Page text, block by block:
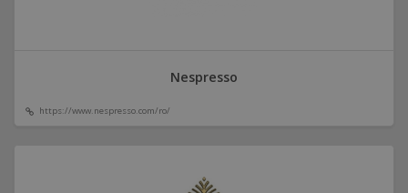
Nespresso
https://www.nespresso.com/ro/